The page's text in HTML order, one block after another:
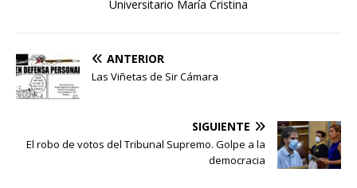
Universitario María Cristina
ANTERIOR
Las Viñetas de Sir Cámara
SIGUIENTE
El robo de votos del Tribunal Supremo. Golpe a la
democracia